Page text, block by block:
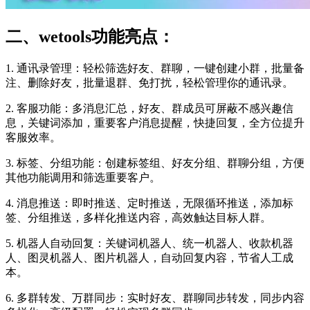
二、wetools功能亮点：
1. 通讯录管理：轻松筛选好友、群聊，一键创建小群，批量备
注、删除好友，批量退群、免打扰，轻松管理你的通讯录。
2. 客服功能：多消息汇总，好友、群成员可屏蔽不感兴趣信
息，关键词添加，重要客户消息提醒，快捷回复，全方位提升
客服效率。
3. 标签、分组功能：创建标签组、好友分组、群聊分组，方便
其他功能调用和筛选重要客户。
4. 消息推送：即时推送、定时推送，无限循环推送，添加标
签、分组推送，多样化推送内容，高效触达目标人群。
5. 机器人自动回复：关键词机器人、统一机器人、收款机器
人、图灵机器人、图片机器人，自动回复内容，节省人工成
本。
6. 多群转发、万群同步：实时好友、群聊同步转发，同步内容